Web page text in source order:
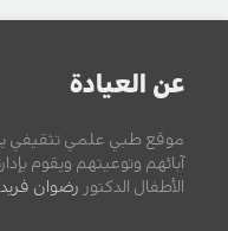
عن العيادة
موقع طبي علمي تثقيفي
آبائهم وتوعيتهم ويقوم
الأطفال الدكتور رضوان